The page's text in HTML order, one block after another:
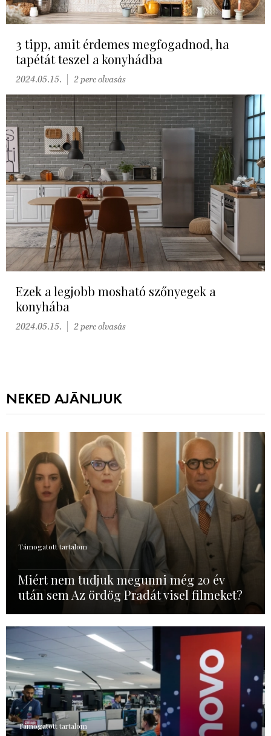
3 tipp, amit érdemes megfogadnod, ha
tapétát teszel a konyhádba
2024.05.15. 2 perc olvasás
Ezek a legjobb mosható szőnyegek a
konyhába
2024.05.15. 2 perc olvasás
NEKED AJÁNLJUK
Támogatott tartalom
Miért nem tudjuk megunni még 20 év
után sem Az ördög Pradát visel filmeket?
Támogatott tartalom